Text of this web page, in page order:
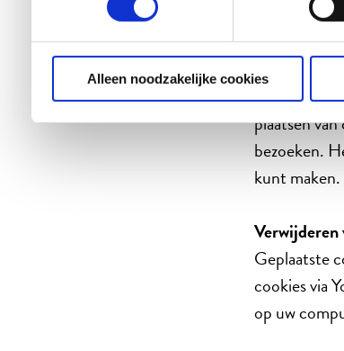
Alleen noodzakelijke cookies
Op Beter-
Blokkeren
Als je
plaatsen
bezoeken.
kunt maken.
Verwijderen
Geplaatste
cookies via
op uw